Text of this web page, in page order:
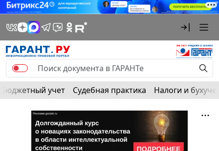
Бюджетный учет Судебная практика Налоги и